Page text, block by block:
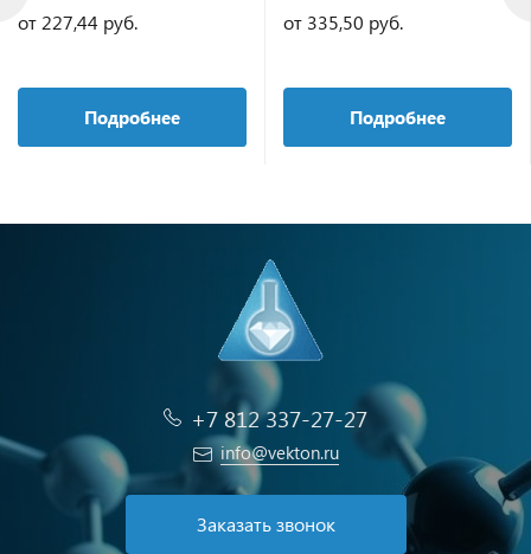
от 227,44 руб.
Подробнее
от 335,50 руб.
Подробнее
+7 812 337-27-27
info@vekton.ru
Заказать звонок